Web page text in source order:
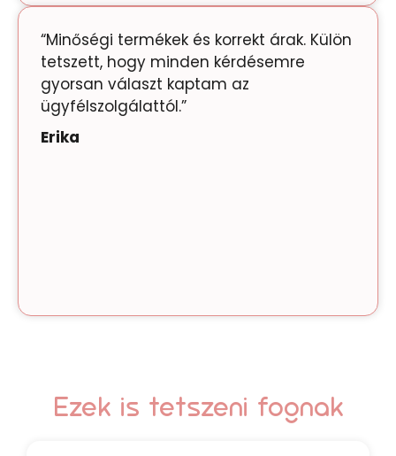
“Minőségi termékek és korrekt árak. Külön
tetszett, hogy minden kérdésemre
gyorsan választ kaptam az
ügyfélszolgálattól.”
Erika
Ezek is tetszeni fognak